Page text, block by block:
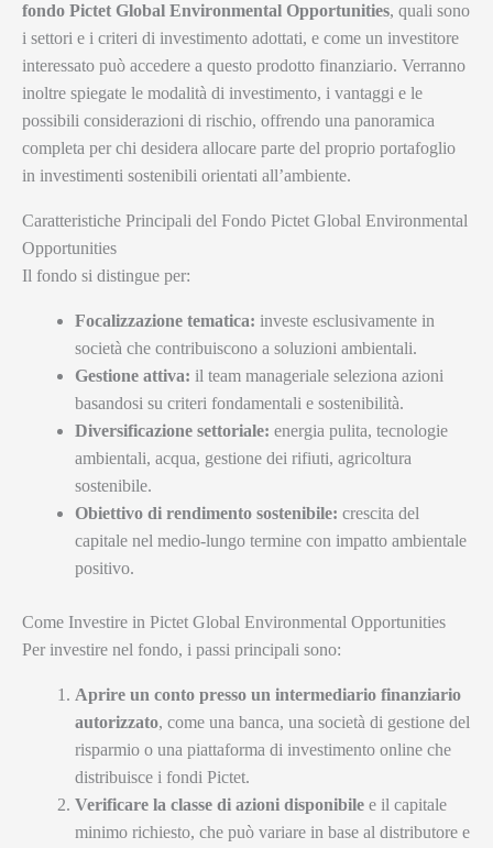
fondo Pictet Global Environmental Opportunities, quali sono
i settori e i criteri di investimento adottati, e come un investitore
interessato può accedere a questo prodotto finanziario. Verranno
inoltre spiegate le modalità di investimento, i vantaggi e le
possibili considerazioni di rischio, offrendo una panoramica
completa per chi desidera allocare parte del proprio portafoglio
in investimenti sostenibili orientati all’ambiente.
Caratteristiche Principali del Fondo Pictet Global Environmental
Opportunities
Il fondo si distingue per:
Focalizzazione tematica: investe esclusivamente in
società che contribuiscono a soluzioni ambientali.
Gestione attiva: il team manageriale seleziona azioni
basandosi su criteri fondamentali e sostenibilità.
Diversificazione settoriale: energia pulita, tecnologie
ambientali, acqua, gestione dei rifiuti, agricoltura
sostenibile.
Obiettivo di rendimento sostenibile: crescita del
capitale nel medio-lungo termine con impatto ambientale
positivo.
Come Investire in Pictet Global Environmental Opportunities
Per investire nel fondo, i passi principali sono:
Aprire un conto presso un intermediario finanziario
autorizzato, come una banca, una società di gestione del
risparmio o una piattaforma di investimento online che
distribuisce i fondi Pictet.
Verificare la classe di azioni disponibile e il capitale
minimo richiesto, che può variare in base al distributore e